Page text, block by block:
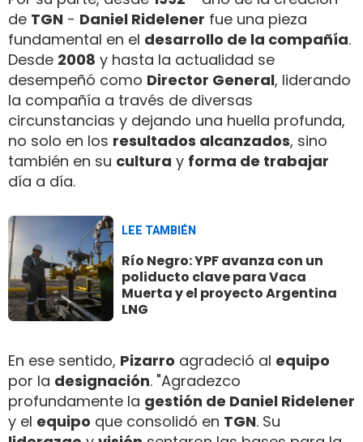
de TGN - Daniel Ridelener fue una pieza
fundamental en el desarrollo de la compañía.
Desde 2008 y hasta la actualidad se
desempeñó como Director General, liderando
la compañía a través de diversas
circunstancias y dejando una huella profunda,
no solo en los resultados alcanzados, sino
también en su cultura y forma de trabajar
día a día.
LEE TAMBIÉN
Río Negro: YPF avanza con un
poliducto clave para Vaca
Muerta y el proyecto Argentina
LNG
En ese sentido, Pizarro agradeció al equipo
por la designación. "Agradezco
profundamente la gestión de Daniel Ridelener
y el equipo que consolidó en TGN. Su